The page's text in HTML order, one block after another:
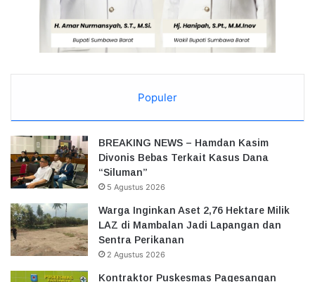
Populer
BREAKING NEWS – Hamdan Kasim
Divonis Bebas Terkait Kasus Dana
“Siluman”
5 Agustus 2026
Warga Inginkan Aset 2,76 Hektare Milik
LAZ di Mambalan Jadi Lapangan dan
Sentra Perikanan
2 Agustus 2026
Kontraktor Puskesmas Pagesangan